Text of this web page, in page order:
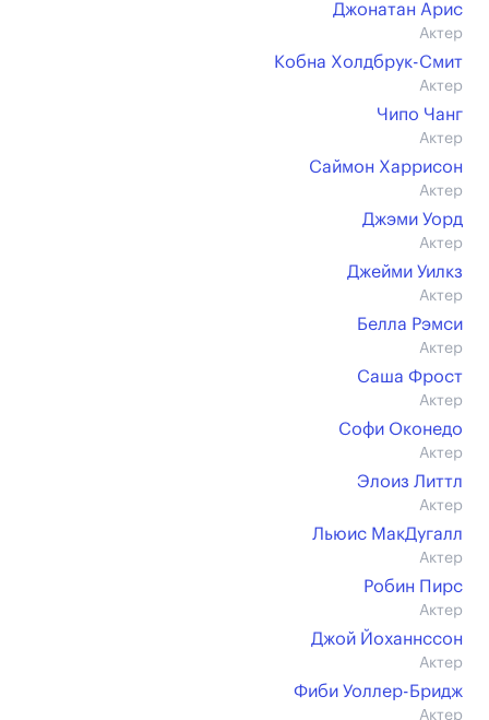
Джонатан Арис
Актер
Кобна Холдбрук-Смит
Актер
Чипо Чанг
Актер
Саймон Харрисон
Актер
Джэми Уорд
Актер
Джейми Уилкз
Актер
Белла Рэмси
Актер
Саша Фрост
Актер
Софи Оконедо
Актер
Элоиз Литтл
Актер
Льюис МакДугалл
Актер
Робин Пирс
Актер
Джой Йоханнссон
Актер
Фиби Уоллер-Бридж
Актер